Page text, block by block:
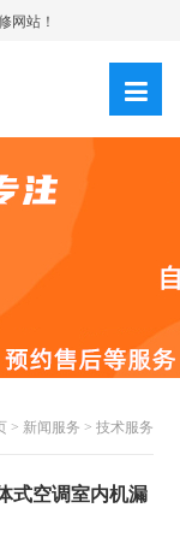
网站！
> 新闻服务 > 技术服务
式空调室内机漏